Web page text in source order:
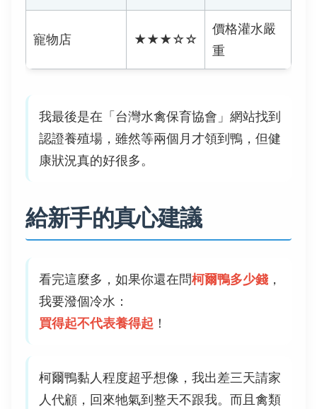
寵物店 ★★★☆☆
價格灌水嚴
重
我最後是在「台灣水禽保育協會」網站找到
認證養殖場，雖然等兩個月才領到鴨，但健
康狀況真的好很多。
給新手的真心建議
看完這麼多，如果你還在問柯爾鴨多少錢 ，
我要潑個冷水：
買得起不代表養得起 ！
柯爾鴨黏人程度超乎想像，我出差三天請家
人代顧，回來牠氣到整天不跟我。而且禽類